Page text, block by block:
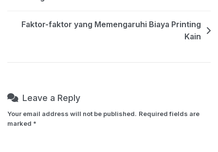
Faktor-faktor yang Memengaruhi Biaya Printing
Kain
Leave a Reply
Your email address will not be published. Required fields are
marked *